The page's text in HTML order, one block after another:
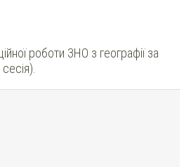
роботи ЗНО з географії за